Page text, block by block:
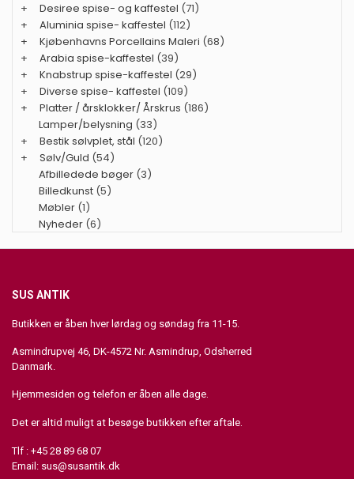
+
Desiree spise- og kaffestel (71)
+
Aluminia spise- kaffestel (112)
+
Kjøbenhavns Porcellains Maleri (68)
+
Arabia spise-kaffestel (39)
+
Knabstrup spise-kaffestel (29)
+
Diverse spise- kaffestel (109)
+
Platter / årsklokker/ Årskrus (186)
Lamper/belysning (33)
+
Bestik sølvplet, stål (120)
+
Sølv/Guld (54)
Afbilledede bøger (3)
Billedkunst (5)
Møbler (1)
Nyheder (6)
SUS ANTIK
Butikken er åben hver lørdag og søndag fra 11-15.
Asmindrupvej 46, DK-4572 Nr. Asmindrup, Odsherred
Danmark.
Hjemmesiden og telefon er åben alle dage.
Det er altid muligt at besøge butikken efter aftale.
Tlf : +45 28 89 68 07
Email: sus@susantik.dk